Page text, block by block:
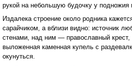
рукой на небольшую будочку у подножия
Издалека строение около родника
сарайчиком, а вблизи видно: источник
стенами, над ним — православный
выложенная каменная купель с
окунуться.